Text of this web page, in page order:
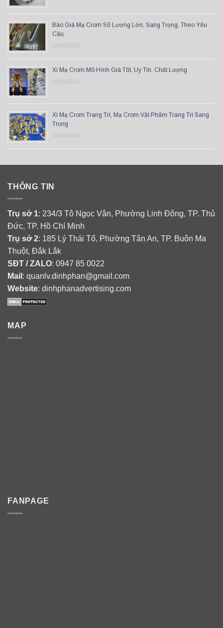
Báo Giá Mạ Crom Số Lượng Lớn, Sang Trọng, Theo Yêu
Cầu
20/07/2023
Xi Mạ Crom Mô Hình Giá Tốt, Uy Tín, Chất Lượng
07/06/2024
Xi Mạ Crom Trang Trí, Mạ Crom Vật Phẩm Trang Trí Sang
Trọng
02/06/2022
THÔNG TIN
Trụ sở 1: 234/3 Tô Ngọc Vân, Phường Linh Đông, TP. Thủ
Đức, TP. Hồ Chí Minh
Trụ sở 2: 185 Lý Thái Tổ, Phường Tân An, TP. Buôn Ma
Thuột, Đắk Lắk
SĐT / ZALO: 0947 85 0022
Mail : quanlv.dinhphan@gmail.com
Website: dinhphanadvertising.com
MAP
FANPAGE